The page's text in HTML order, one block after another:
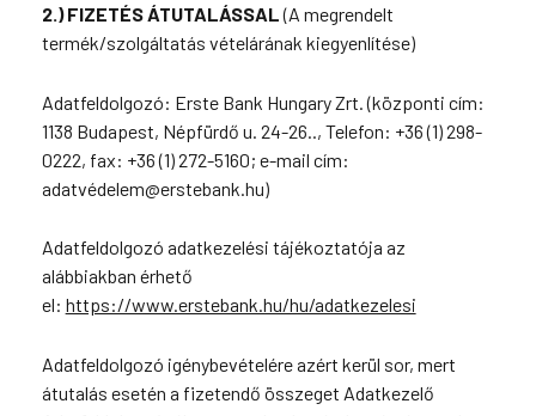
2.) FIZETÉS ÁTUTALÁSSAL(A megrendelt
termék/szolgáltatás vételárának kiegyenlítése)
Adatfeldolgozó: Erste Bank Hungary Zrt. (központi cím:
1138 Budapest, Népfürdő u. 24-26.., Telefon: +36 (1) 298-
0222, fax: +36 (1) 272-5160; e-mail cím:
adatvédelem@erstebank.hu)
Adatfeldolgozó adatkezelési tájékoztatója az
alábbiakban érhető
el: https://www.erstebank.hu/hu/adatkezelesi
Adatfeldolgozó igénybevételére azért kerül sor, mert
átutalás esetén a fizetendő összeget Adatkezelő